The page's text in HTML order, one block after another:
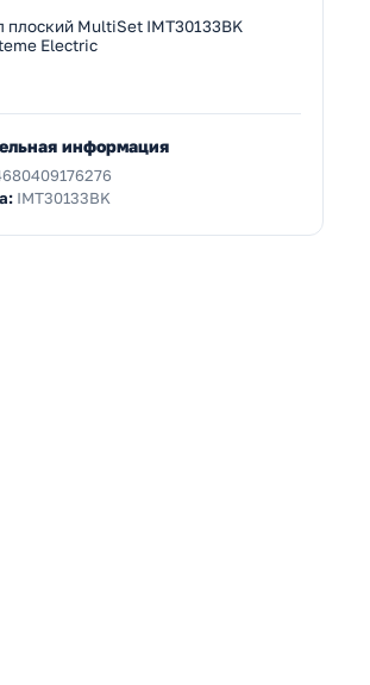
плоский MultiSet IMT30133BK
Electric
информация
IMT30133BK